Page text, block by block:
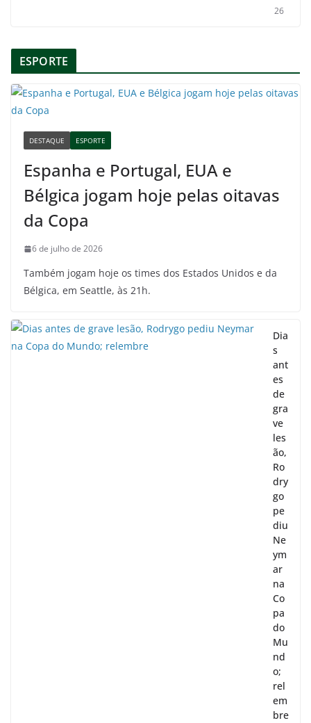
26
ESPORTE
DESTAQUE ESPORTE
Espanha e Portugal, EUA e
Bélgica jogam hoje pelas oitavas
da Copa
6 de julho de 2026
Também jogam hoje os times dos Estados Unidos e da
Bélgica, em Seattle, às 21h.
Dia
s
ant
es
de
gra
ve
les
ão,
Ro
dry
go
pe
diu
Ne
ym
ar
na
Co
pa
do
Mu
nd
o;
rel
em
bre